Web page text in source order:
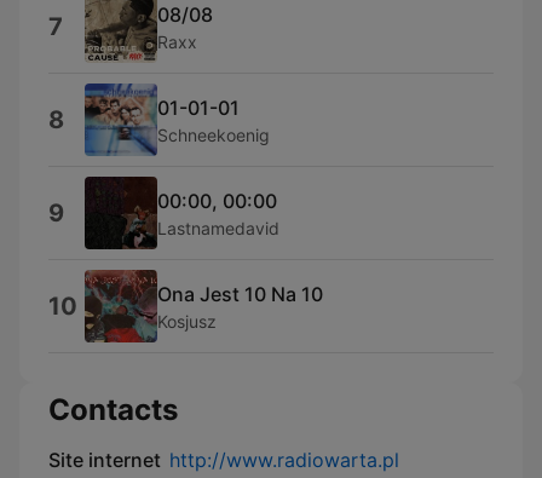
7 08/08
Raxx
8 01-01-01
Schneekoenig
9 00:00, 00:00
Lastnamedavid
10 Ona Jest 10 Na 10
Kosjusz
Contacts
Site internet http://www.radiowarta.pl